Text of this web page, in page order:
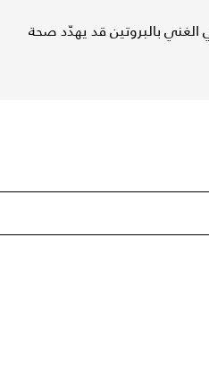
الغني بالبروتين قد يهدّد صحة